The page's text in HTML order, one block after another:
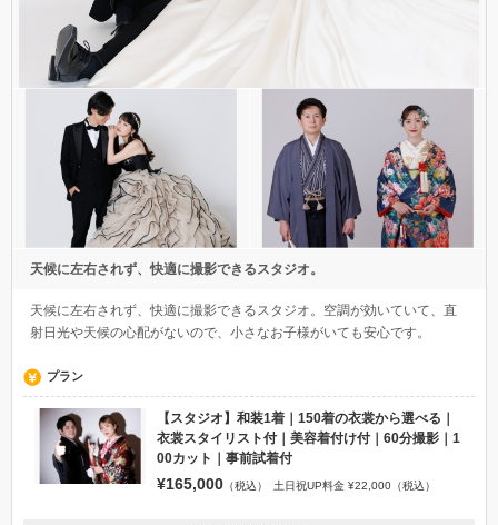
天候に左右されず、快適に撮影できるスタジオ。
天候に左右されず、快適に撮影できるスタジオ。空調が効いていて、直
射日光や天候の心配がないので、小さなお子様がいても安心です。
プラン
【スタジオ】和装1着｜150着の衣裳から選べる｜
衣裳スタイリスト付｜美容着付け付｜60分撮影｜1
00カット｜事前試着付
¥165,000 （税込） 土日祝UP料金 ¥22,000（税込）